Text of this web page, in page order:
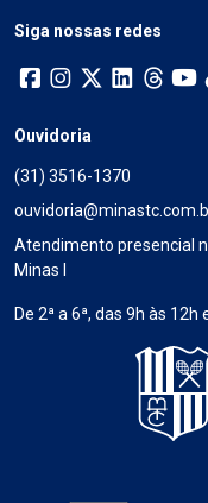
Siga nossas redes
Ouvidoria
(31) 3516-1370
Atendimento presencial
Minas I
De 2ª a 6ª, das 9h às 12h